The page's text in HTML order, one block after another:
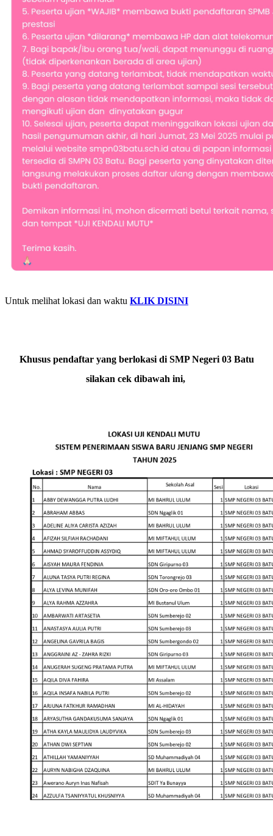
Untuk melihat lokasi dan waktu KLIK DISINI
Khusus pendaftar yang berlokasi di SMP Negeri 03 Batu
silakan cek dibawah ini,